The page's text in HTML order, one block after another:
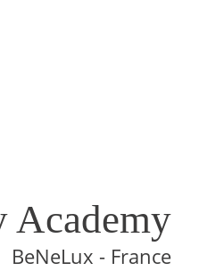
Academy
BeNeLux - France